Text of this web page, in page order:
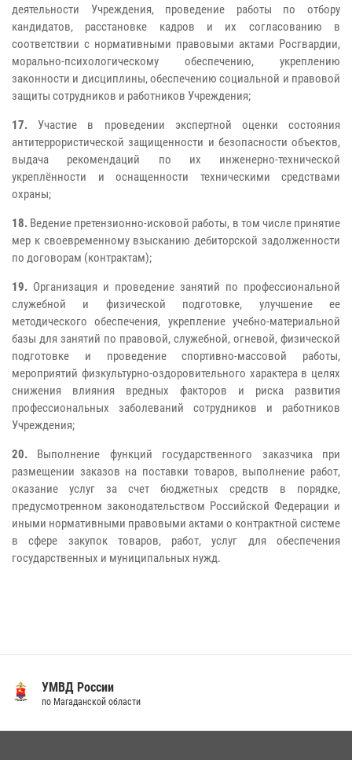
деятельности Учреждения, проведение работы по отбору
кандидатов, расстановке кадров и их согласованию в
соответствии с нормативными правовыми актами Росгвардии,
морально-психологическому обеспечению, укреплению
законности и дисциплины, обеспечению социальной и правовой
защиты сотрудников и работников Учреждения;
17. Участие в проведении экспертной оценки состояния
антитеррористической защищенности и безопасности объектов,
выдача рекомендаций по их инженерно-технической
укреплённости и оснащенности техническими средствами
охраны;
18. Ведение претензионно-исковой работы, в том числе принятие
мер к своевременному взысканию дебиторской задолженности
по договорам (контрактам);
19. Организация и проведение занятий по профессиональной
служебной и физической подготовке, улучшение ее
методического обеспечения, укрепление учебно-материальной
базы для занятий по правовой, служебной, огневой, физической
подготовке и проведение спортивно-массовой работы,
мероприятий физкультурно-оздоровительного характера в целях
снижения влияния вредных факторов и риска развития
профессиональных заболеваний сотрудников и работников
Учреждения;
20. Выполнение функций государственного заказчика при
размещении заказов на поставки товаров, выполнение работ,
оказание услуг за счет бюджетных средств в порядке,
предусмотренном законодательством Российской Федерации и
иными нормативными правовыми актами о контрактной системе
в сфере закупок товаров, работ, услуг для обеспечения
государственных и муниципальных нужд.
УМВД России
по Магаданской области